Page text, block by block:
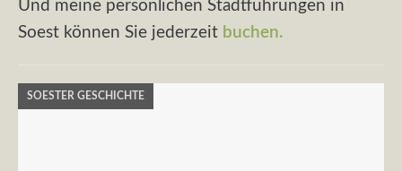
Und meine persönlichen Stadtführungen in
Soest können Sie jederzeit buchen.
SOESTER GESCHICHTE